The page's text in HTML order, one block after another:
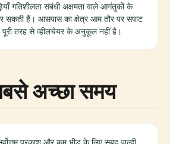
गतिशीलता संबंधी अक्षमता वाले आगंतुकों के
सकती हैं। आसपास का क्षेत्र आम तौर पर सपाट
पूरी तरह से व्हीलचेयर के अनुकूल नहीं है।
अच्छा समय
प्रकाश और कम भीड़ के लिए सुबह जल्दी